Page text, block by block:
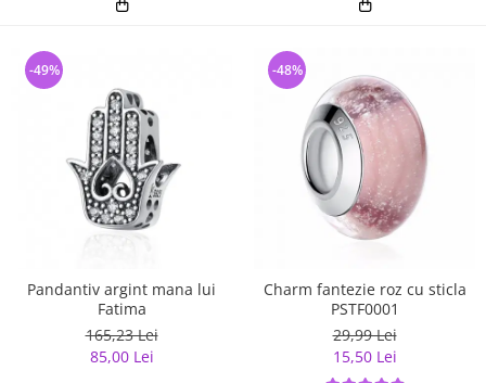
Pandantiv argint mana lui
Fatima
165,23 Lei
85,00 Lei
-49%
Charm fantezie roz cu sticla
PSTF0001
29,99 Lei
15,50 Lei
-48%